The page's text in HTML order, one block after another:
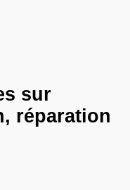
sur
réparation